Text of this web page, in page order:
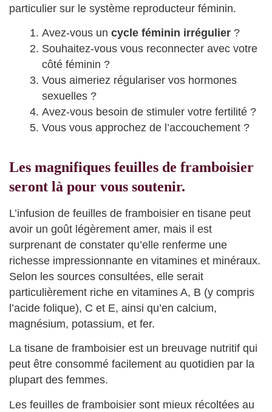
particulier sur le système reproducteur féminin.
Avez-vous un cycle féminin irrégulier?
Souhaitez-vous vous reconnecter avec votre
côté féminin ?
Vous aimeriez régulariser vos hormones
sexuelles ?
Avez-vous besoin de stimuler votre fertilité ?
Vous vous approchez de l’accouchement ?
Les magnifiques feuilles de framboisier
seront là pour vous soutenir.
L’infusion de feuilles de framboisier en tisane peut
avoir un goût légèrement amer, mais il est
surprenant de constater qu’elle renferme une
richesse impressionnante en vitamines et minéraux.
Selon les sources consultées, elle serait
particulièrement riche en vitamines A, B (y compris
l’acide folique), C et E, ainsi qu’en calcium,
magnésium, potassium, et fer.
La tisane de framboisier est un breuvage nutritif qui
peut être consommé facilement au quotidien par la
plupart des femmes.
Les feuilles de framboisier sont mieux récoltées au